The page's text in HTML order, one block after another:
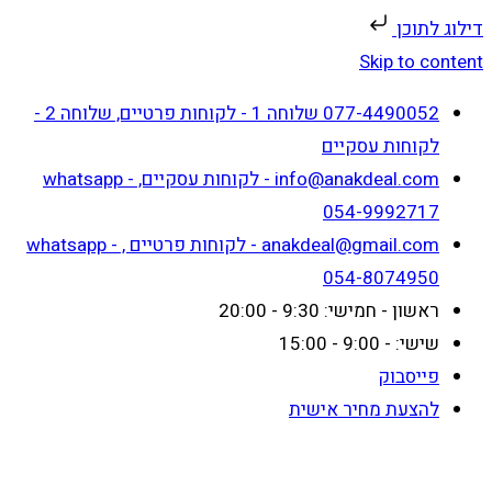
דילוג לתוכן
Skip to content
077-4490052 שלוחה 1 - לקוחות פרטיים, שלוחה 2 -
לקוחות עסקיים
info@anakdeal.com - לקוחות עסקיים, whatsapp -
054-9992717
anakdeal@gmail.com - לקוחות פרטיים , whatsapp -
054-8074950
ראשון - חמישי: 9:30 - 20:00
שישי: - 9:00 - 15:00
פייסבוק
להצעת מחיר אישית